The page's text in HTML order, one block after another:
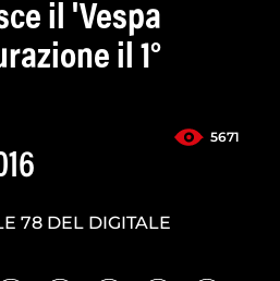
il 'Vespa
il 1°
5671
78 DEL DIGITALE